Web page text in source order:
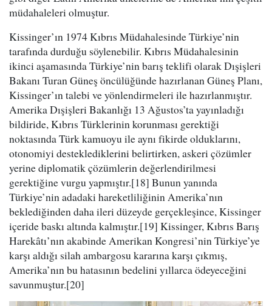
müdahaleleri olmuştur.
Kissinger’ın 1974 Kıbrıs Müdahalesinde Türkiye’nin
tarafında durduğu söylenebilir. Kıbrıs Müdahalesinin
ikinci aşamasında Türkiye’nin barış teklifi olarak Dışişleri
Bakanı Turan Güneş öncülüğünde hazırlanan Güneş Planı,
Kissinger’ın talebi ve yönlendirmeleri ile hazırlanmıştır.
Amerika Dışişleri Bakanlığı 13 Ağustos’ta yayınladığı
bildiride, Kıbrıs Türklerinin korunması gerektiği
noktasında Türk kamuoyu ile aynı fikirde olduklarını,
otonomiyi desteklediklerini belirtirken, askeri çözümler
yerine diplomatik çözümlerin değerlendirilmesi
gerektiğine vurgu yapmıştır.[18] Bunun yanında
Türkiye’nin adadaki hareketliliğinin Amerika’nın
beklediğinden daha ileri düzeyde gerçekleşince, Kissinger
içeride baskı altında kalmıştır.[19] Kissinger, Kıbrıs Barış
Harekâtı’nın akabinde Amerikan Kongresi’nin Türkiye’ye
karşı aldığı silah ambargosu kararına karşı çıkmış,
Amerika’nın bu hatasının bedelini yıllarca ödeyeceğini
savunmuştur.[20]